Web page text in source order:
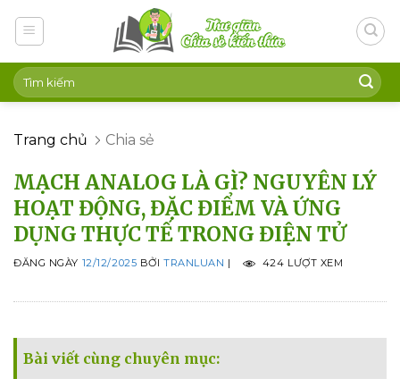
Trang chủ Chia sẻ
MẠCH ANALOG LÀ GÌ? NGUYÊN LÝ
HOẠT ĐỘNG, ĐẶC ĐIỂM VÀ ỨNG
DỤNG THỰC TẾ TRONG ĐIỆN TỬ
ĐĂNG NGÀY 12/12/2025 BỞITRANLUAN | 424 LƯỢT XEM
Bài viết cùng chuyên mục: